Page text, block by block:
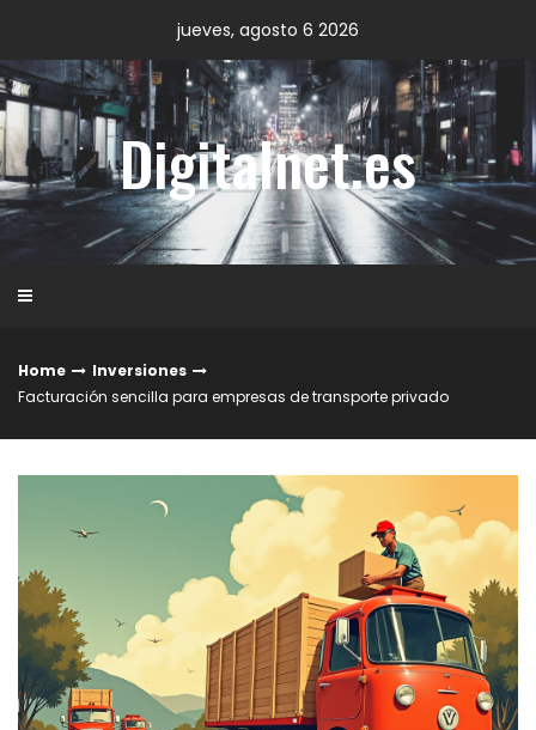
content
jueves, agosto 6 2026
Digitalnet.es
Home
Inversiones
Facturación sencilla para empresas de transporte privado